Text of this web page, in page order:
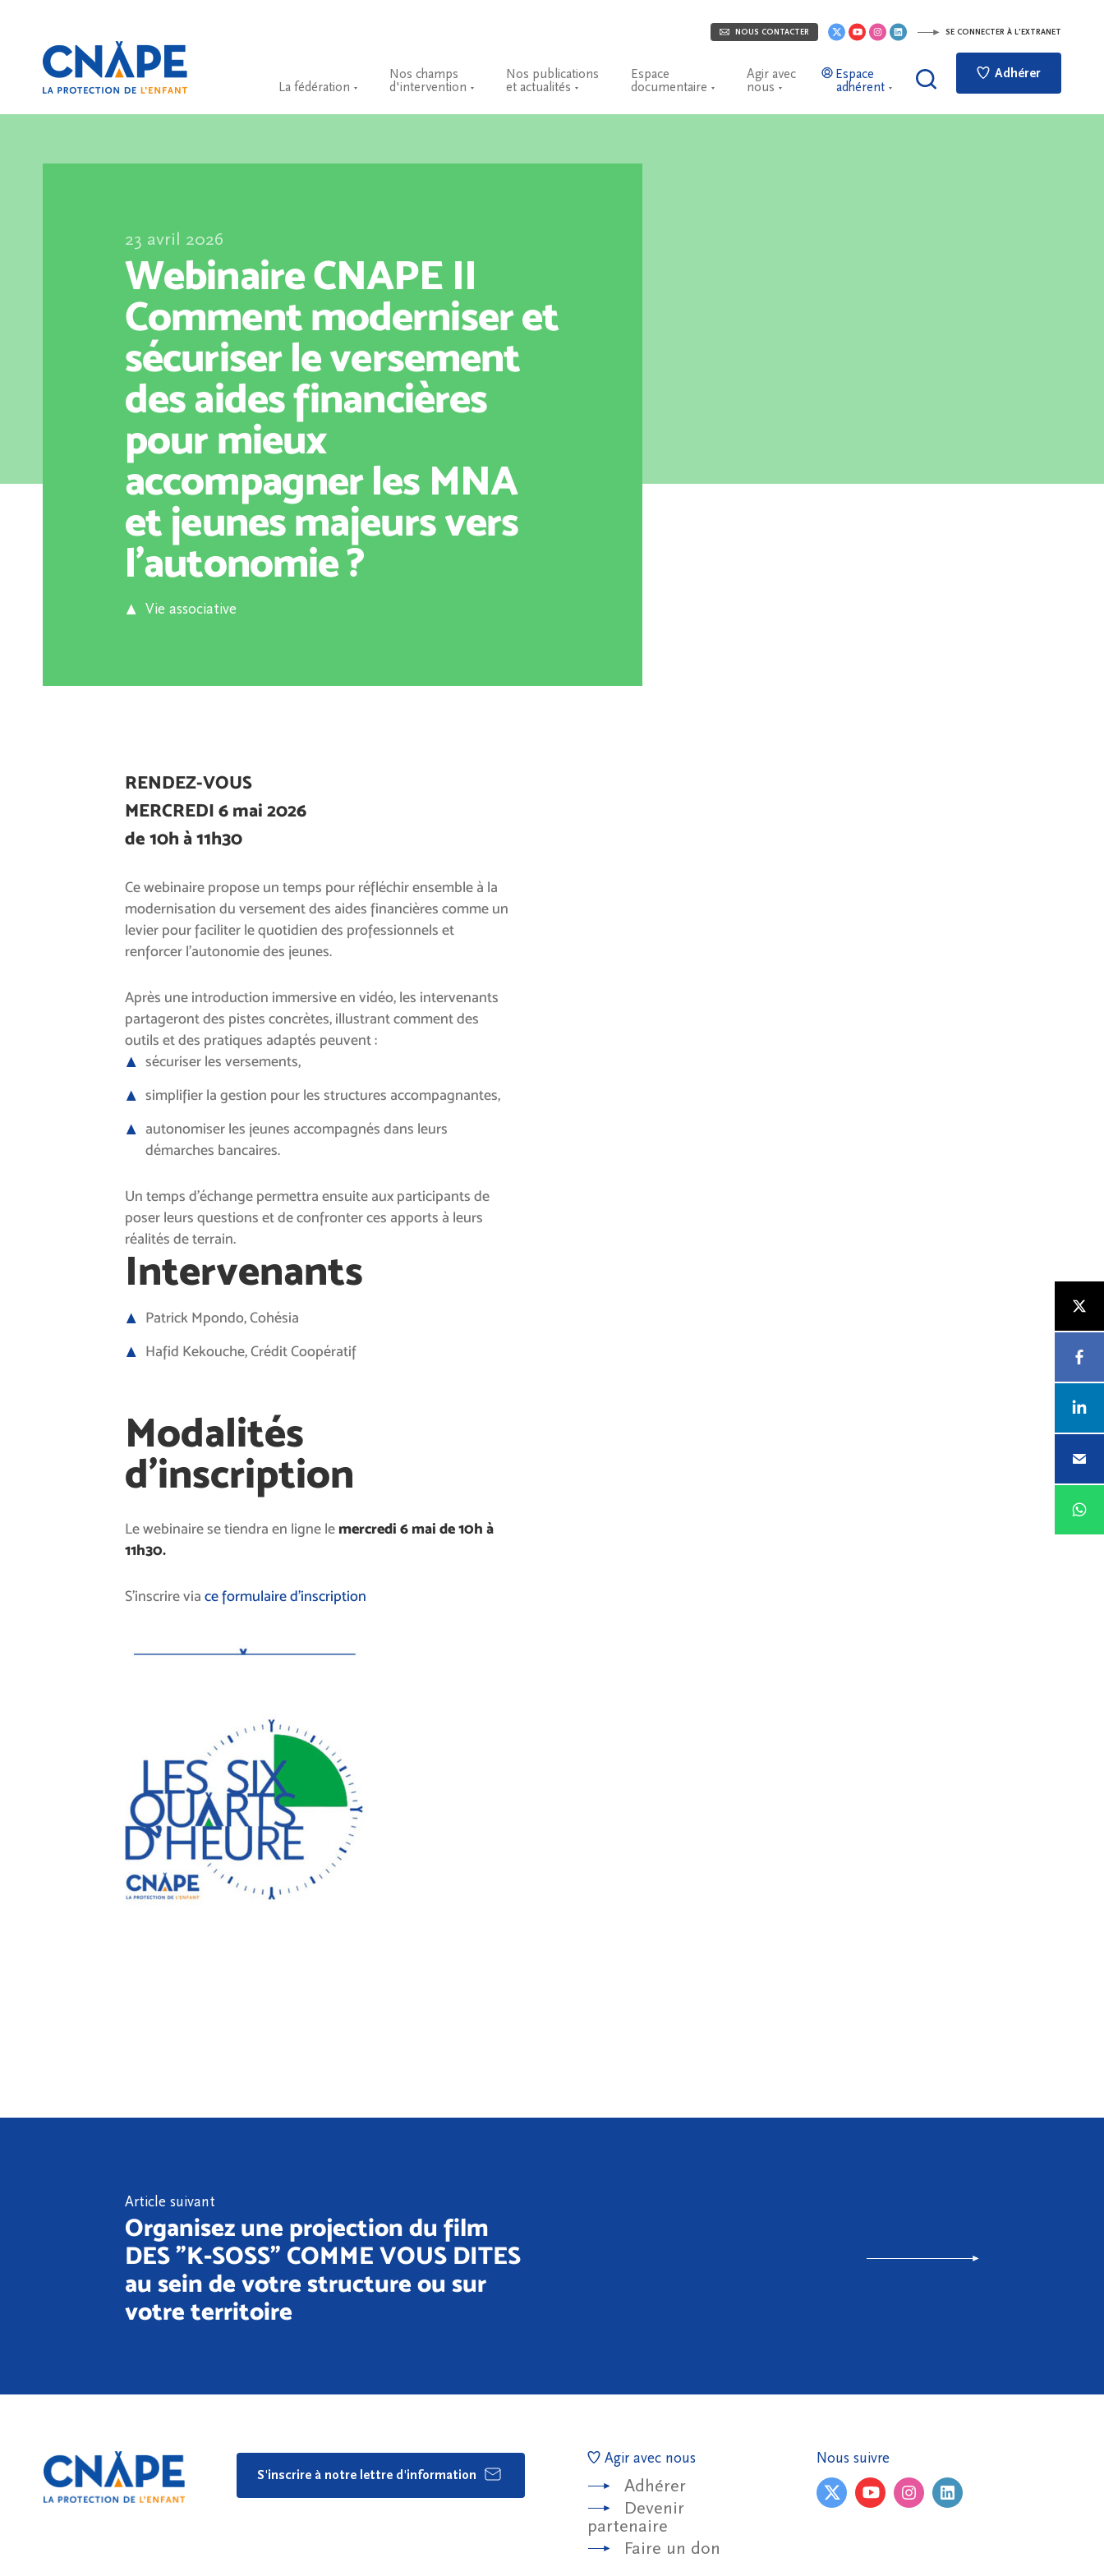
NOUS CONTACTER SE CONNECTER À L'EXTRANET
La fédération
Nos champs
d'intervention
Nos publications
et actualités
Espace
documentaire
Agir avec
nous
Espace
adhérent
Adhérer
23 avril 2026
Webinaire CNAPE II
Comment moderniser et
sécuriser le versement
des aides financières
pour mieux
accompagner les MNA
et jeunes majeurs vers
l’autonomie ?
Vie associative
RENDEZ-VOUS
MERCREDI 6 mai 2026
de 10h à 11h30
Ce webinaire propose un temps pour réfléchir ensemble à la
modernisation du versement des aides financières comme un
levier pour faciliter le quotidien des professionnels et
renforcer l’autonomie des jeunes.
Après une introduction immersive en vidéo, les intervenants
partageront des pistes concrètes, illustrant comment des
outils et des pratiques adaptés peuvent :
sécuriser les versements,
simplifier la gestion pour les structures accompagnantes,
autonomiser les jeunes accompagnés dans leurs
démarches bancaires.
Un temps d’échange permettra ensuite aux participants de
poser leurs questions et de confronter ces apports à leurs
réalités de terrain.
Intervenants
Patrick Mpondo, Cohésia
Hafid Kekouche, Crédit Coopératif
Modalités
d’inscription
Le webinaire se tiendra en ligne le mercredi 6 mai de 10h à
11h30.
S’inscrire via ce formulaire d’inscription
Article suivant
Organisez une projection du film
DES "K-SOSS" COMME VOUS DITES
au sein de votre structure ou sur
votre territoire
S'inscrire à notre lettre d'information
Agir avec nous
Adhérer
Devenir
partenaire
Faire un don
Nous suivre